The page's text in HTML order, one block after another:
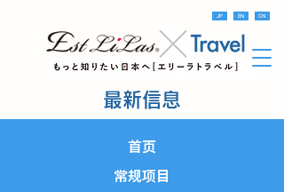
JP EN CN
最新信息
首页
常规项目